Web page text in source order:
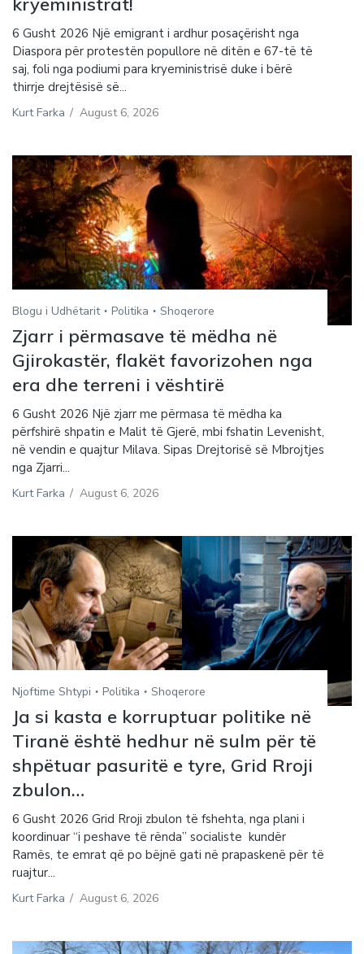
6 Gusht 2026 Një emigrant i ardhur posaçërisht nga
Diaspora për protestën popullore në ditën e 67-të të
saj, foli nga podiumi para kryeministrisë duke i bërë
thirrje drejtësisë së...
Kurt Farka / August 6, 2026
Blogu i Udhëtarit Politika Shoqerore
Zjarr i përmasave të mëdha në
Gjirokastër, flakët favorizohen nga
era dhe terreni i vështirë
6 Gusht 2026 Një zjarr me përmasa të mëdha ka
përfshirë shpatin e Malit të Gjerë, mbi fshatin Levenisht,
në vendin e quajtur Milava. Sipas Drejtorisë së Mbrojtjes
nga Zjarri...
Kurt Farka / August 6, 2026
Njoftime Shtypi Politika Shoqerore
Ja si kasta e korruptuar politike në
Tiranë është hedhur në sulm për të
shpëtuar pasuritë e tyre, Grid Rroji
zbulon…
6 Gusht 2026 Grid Rroji zbulon të fshehta, nga plani i
koordinuar “i peshave të rënda” socialiste kundër
Ramës, te emrat që po bëjnë gati në prapaskenë për të
ruajtur...
Kurt Farka / August 6, 2026